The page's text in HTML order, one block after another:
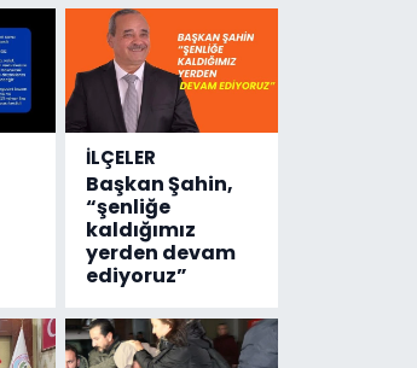
Emniyete
4,5 milyon
liralık
destek
çıktı
İLÇELER
Başkan Şahin,
“şenliğe
kaldığımız
yerden devam
ediyoruz”